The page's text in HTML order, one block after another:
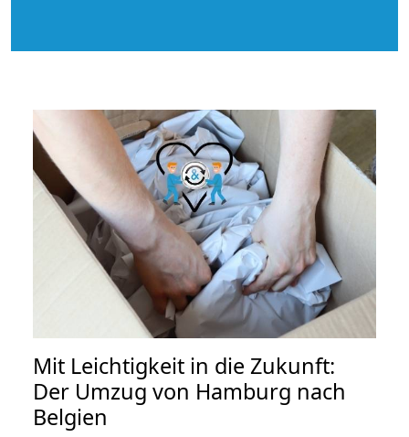
Mit Leichtigkeit in die Zukunft:
Der Umzug von Hamburg nach
Belgien